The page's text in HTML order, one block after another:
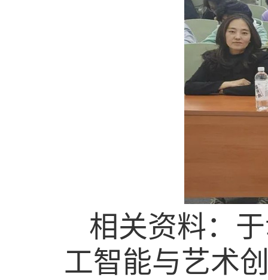
相关资料：
工智能与艺术